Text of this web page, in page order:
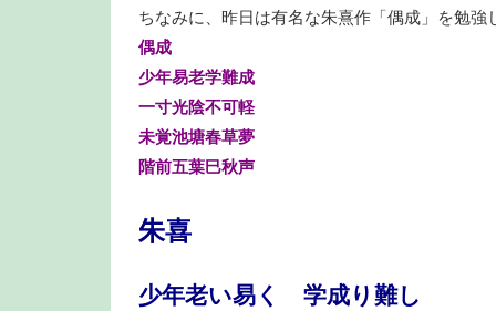
ちなみに、昨日は有名な朱熹作「偶成」を勉
偶成
少年易老学難成
一寸光陰不可軽
未覚池塘春草夢
階前五葉巳秋声
朱喜
少年老い易く 学成り難し